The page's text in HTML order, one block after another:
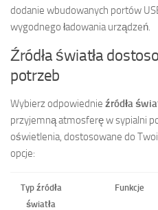
dodanie wbudowanych portów
wygodnego ładowania urządzeń.
Źródła światła
potrzeb
Wybierz odpowiednie źródła
przyjemną atmosferę w sypialni
oświetlenia, dostosowane do
opcje:
Typ źródła
światła
Funkcje